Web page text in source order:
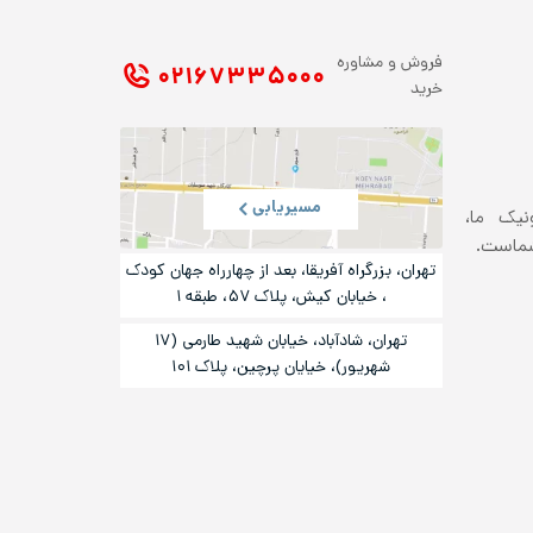
ما،
فروش و مشاوره
خرید
۰۲۱ ۶۷۳۳۵۰۰۰
مسیریابی
تهران، بزرگراه آفریقا، بعد از چهارراه جهان کودک
، خیابان کیش، پلاک ۵۷، طبقه ۱
تهران، شادآباد، خیابان شهید طارمی (۱۷
شهریور)، خیایان پرچین، پلاک ۱۰۱